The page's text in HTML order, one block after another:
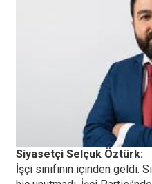
Siyasetçi Selçuk Öztürk:
İşçi sınıfının içinden